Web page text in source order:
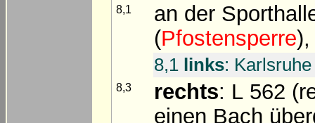
8,1
an der
(Pfostensperre),
8,1 links:
8,3 rechts: L 562
einen Bach